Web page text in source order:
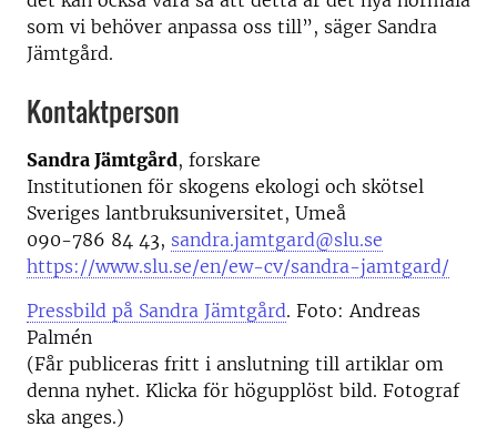
som vi behöver anpassa oss till”, säger Sandra
Jämtgård.
Kontaktperson
Sandra Jämtgård, forskare
Institutionen för skogens ekologi och skötsel
Sveriges lantbruksuniversitet, Umeå
090-786 84 43, sandra.jamtgard@slu.se
https://www.slu.se/en/ew-cv/sandra-jamtgard/
Pressbild på Sandra Jämtgård. Foto: Andreas
Palmén
(Får publiceras fritt i anslutning till artiklar om
denna nyhet. Klicka för högupplöst bild. Fotograf
ska anges.)